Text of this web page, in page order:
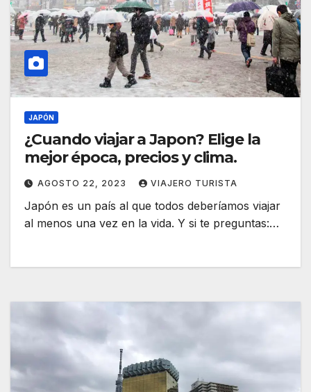
JAPÓN
¿Cuando viajar a Japon? Elige la
mejor época, precios y clima.
AGOSTO 22, 2023 VIAJERO TURISTA
Japón es un país al que todos deberíamos viajar
al menos una vez en la vida. Y si te preguntas:…